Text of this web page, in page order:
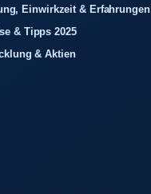
Einwirkzeit & Erfahrungen
& Tipps 2025
& Aktien